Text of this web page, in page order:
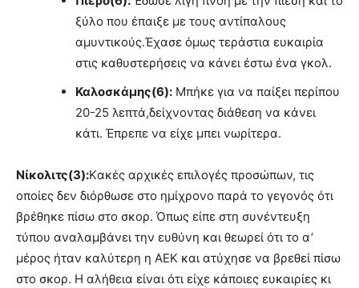
ξύλο που έπαιξε με τους αντίπαλους
αμυντικούς.Έχασε όμως τεράστια ευκαιρία
στις καθυστερήσεις να κάνει έστω ένα γκολ.
Καλοσκάμης(6):Μπήκε για να παίξει περίπου
20-25 λεπτά,δείχνοντας διάθεση να κάνει
κάτι. Έπρεπε να είχε μπει νωρίτερα.
Νίκολιτς(3):Kακές αρχικές επιλογές προσώπων, τις
οποίες δεν διόρθωσε στο ημίχρονο παρά το γεγονός ότι
βρέθηκε πίσω στο σκορ. Όπως είπε στη συνέντευξη
τύπου αναλαμβάνει την ευθύνη και θεωρεί ότι το α’
μέρος ήταν καλύτερη η ΑΕΚ και ατύχησε να βρεθεί πίσω
στο σκορ. Η αλήθεια είναι ότι είχε κάποιες ευκαιρίες κι